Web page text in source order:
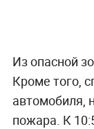
Из опасной
Кроме того,
автомобиля,
пожара. К